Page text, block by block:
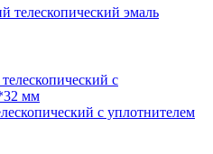
телескопический эмаль
с уплотнителем